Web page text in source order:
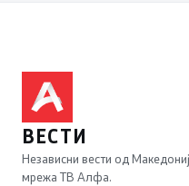
ВЕСТИ
Независни вести од
мрежа ТВ Алфа.